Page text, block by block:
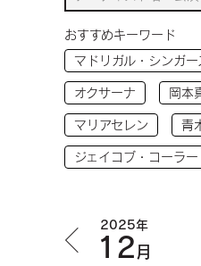
おすすめキーワード
マドリガル・シンガー
オクサーナ 岡本
マリアセレン 青
ジェイコブ・コーラー
2025年
12月